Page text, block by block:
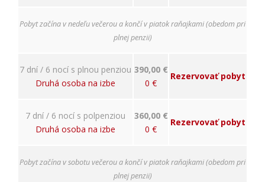
Pobyt začína v nedeľu večerou a končí v piatok raňajkami (obedom pri
plnej penzii)
7 dní / 6 nocí s plnou penziou
Druhá osoba na izbe
390,00 €
0 €
Rezervovať pobyt
7 dní / 6 nocí s polpenziou
Druhá osoba na izbe
360,00 €
0 €
Rezervovať pobyt
Pobyt začína v sobotu večerou a končí v piatok raňajkami (obedom pri
plnej penzii)
Účel: analýza
Právny
základ:
Aby naša